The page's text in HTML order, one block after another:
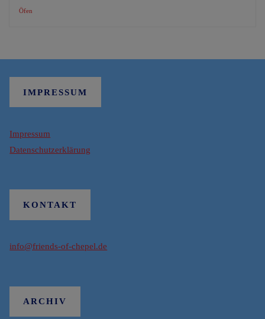
Öfen
IMPRESSUM
Impressum
Datenschutzerklärung
KONTAKT
info@friends-of-chepel.de
ARCHIV